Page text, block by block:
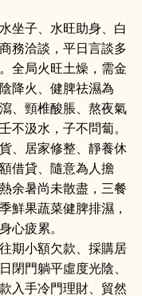
坐子、水旺助身、白
務洽談，平日言談多
全局火旺土燥，需金
降火、健脾祛濕為
、頸椎酸脹、熬夜氣
不汲水，子不問蔔。
、居家修整、靜養休
借貸、隨意為人擔
余暑尚未散盡，三餐
鮮果蔬菜健脾排濕，
心疲累。
期小額欠款、採購居
閉門躺平虛度光陰、
入手冷門理財、貿然